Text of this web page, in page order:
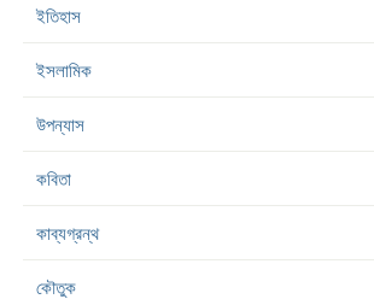
ইতিহাস
ইসলামিক
উপন্যাস
কবিতা
কাব্যগ্রন্থ
কৌতুক